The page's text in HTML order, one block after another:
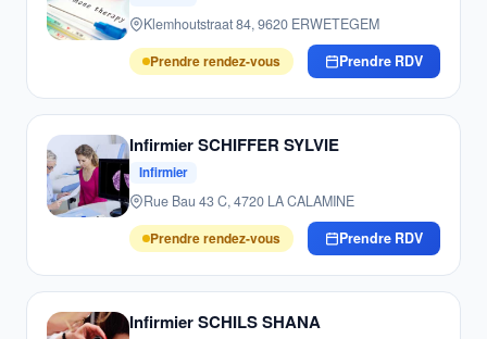
Klemhoutstraat 84, 9620 ERWETEGEM
Prendre rendez-vous
Prendre RDV
Infirmier SCHIFFER SYLVIE
Infirmier
Rue Bau 43 C, 4720 LA CALAMINE
Prendre rendez-vous
Prendre RDV
Infirmier SCHILS SHANA